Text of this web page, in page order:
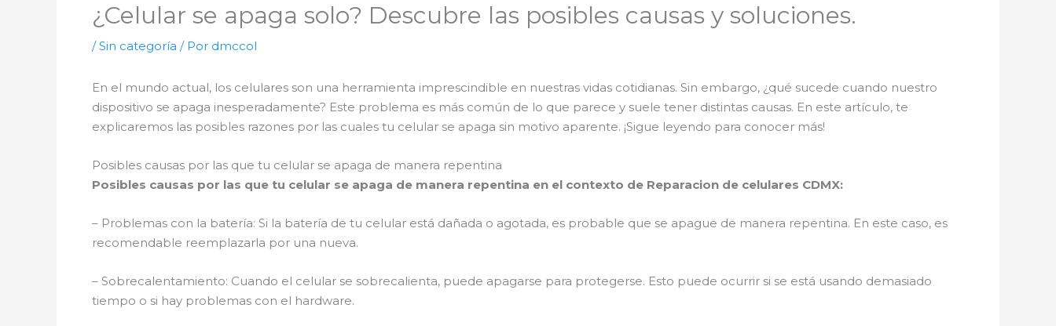
¿Celular se apaga solo? Descubre las posibles causas y soluciones.
/Sin categoría / Por dmccol
En el mundo actual, los celulares son una herramienta imprescindible en nuestras vidas cotidianas. Sin embargo, ¿qué sucede cuando nuestro
dispositivo se apaga inesperadamente? Este problema es más común de lo que parece y suele tener distintas causas. En este artículo, te
explicaremos las posibles razones por las cuales tu celular se apaga sin motivo aparente. ¡Sigue leyendo para conocer más!
Posibles causas por las que tu celular se apaga de manera repentina
Posibles causas por las que tu celular se apaga de manera repentina en el contexto de Reparacion de celulares CDMX:
– Problemas con la batería: Si la batería de tu celular está dañada o agotada, es probable que se apague de manera repentina. En este caso, es
recomendable reemplazarla por una nueva.
– Sobrecalentamiento: Cuando el celular se sobrecalienta, puede apagarse para protegerse. Esto puede ocurrir si se está usando demasiado
tiempo o si hay problemas con el hardware.